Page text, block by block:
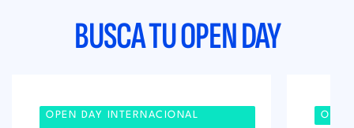
BUSCA TU OPEN DAY
OPEN DAY INTERNACIONAL
OPEN